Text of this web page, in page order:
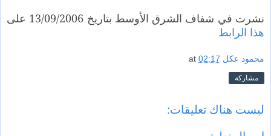
نشرت في شفاف الشرق الأوسط بتاريخ 13/09/2006 على
هذا الرابط
محمود عكل at 02:17
مشاركة
ليست هناك تعليقات: